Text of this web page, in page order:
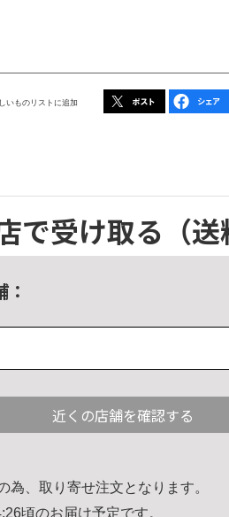
いものリストに追加
で受け取る （
近くの店舗を確認する
為、取り寄せ注文となります。
頃のお届け予定です。